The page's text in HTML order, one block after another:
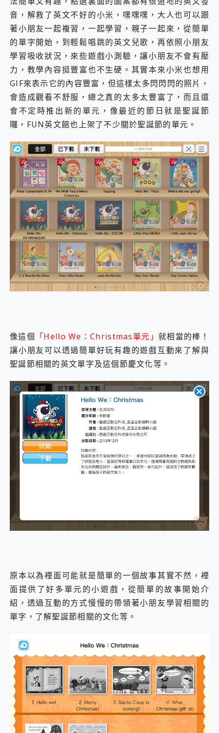
音，解救了英文不好的小米，嘿嘿嘿，大人也可以跟
著小朋友一起複習，一起學習，親子一起來，從簡單
的單字開始，到輕鬆唱跳的英文兒歌，再依照小朋友
學習吸收狀況，來些遊戲小測驗，讓小朋友不會有壓
力，教學內容挺豐富也不生硬。其實本來小米也想用
GIF來表示它的內容豐富，但這樣太多閃閃閃的照片，
會造成觀看不舒服，總之真的太多太豐富了，而且還
會不定時推出新的單元，像最近的節日就是聖誕節
囉，FUN英文館也上架了不少關於聖誕節的單元。
像這個 「Hello We：Christmas單元」 就相當的棒！
讓小朋友可以透過簡單好玩有趣的遊戲互動來了解與
聖誕節相關的英文單字及這個節慶文化等。
原本以為裡面可能就是簡單的一個故事其實不然，裡
面提供了好多單元的小遊戲，從簡單的故事開始介
紹，透過互動的方式慢慢的帶領著小朋友學習相關的
單字，了解聖誕節相關的文化等。